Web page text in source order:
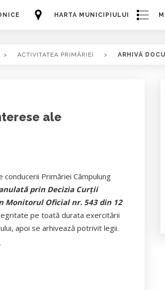
HARTA MUNICIPIULUI
> ACTIVITATEA PRIMĂRIEI > ARHIVĂ
ale
Primăriei Câmpulung
prin Decizia Curții
Monitorul Oficial nr. 543 din 12
pe toată durata exercitării
apoi se arhivează potrivit legii.